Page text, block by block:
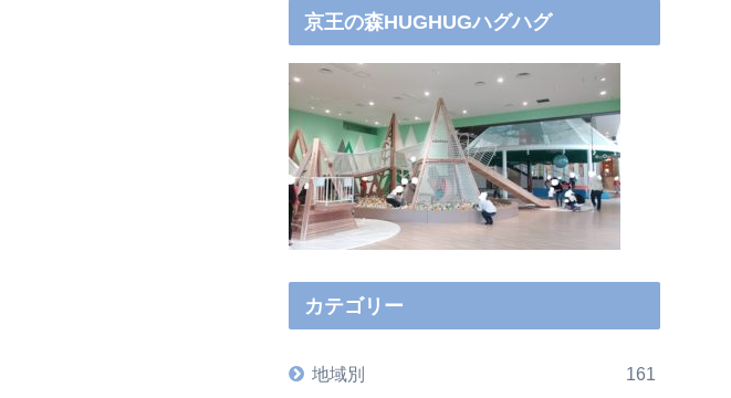
京王の森HUGHUGハグハグ
カテゴリー
地域別 161